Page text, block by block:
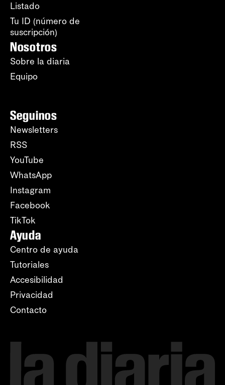
Listado
Tu ID (número de
suscripción)
Nosotros
Sobre la diaria
Equipo
Seguinos
Newsletters
RSS
YouTube
WhatsApp
Instagram
Facebook
TikTok
Ayuda
Centro de ayuda
Tutoriales
Accesibilidad
Privacidad
Contacto